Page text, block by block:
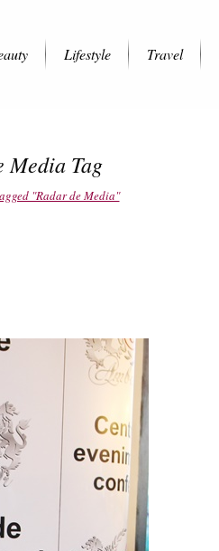
Lifestyle Travel
Media Tag
"Radar de Media"